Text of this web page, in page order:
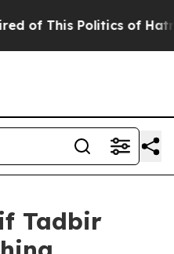
This Politics of Hatred”
Tadbir